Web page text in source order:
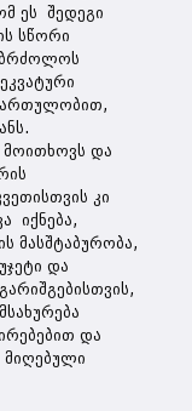
ეს შედეგი
სწორი
მოითხოვს და
კი
იქნება,
მასშტაბურობა,
და
და